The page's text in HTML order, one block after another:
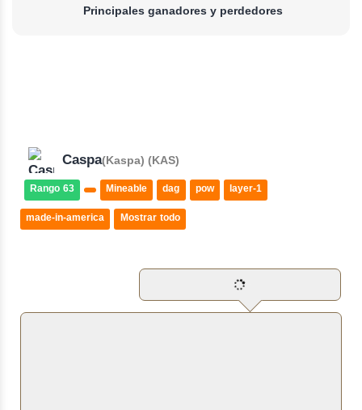
Principales ganadores y perdedores
Caspa(Kaspa) (KAS)
Rango 63 Mineable dag pow layer-1
made-in-america Mostrar todo